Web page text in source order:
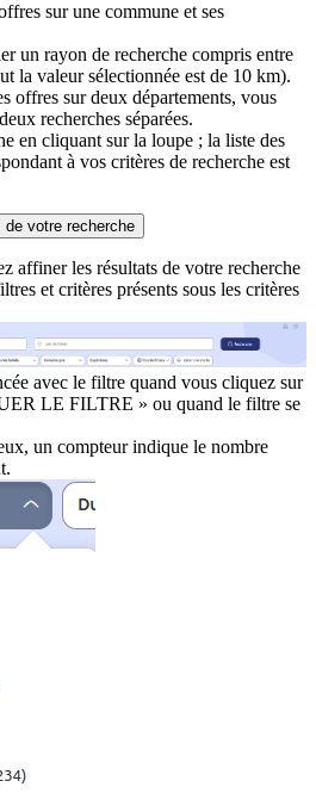
sur une commune et ses
un rayon de recherche compris entre
la valeur sélectionnée est de 10 km).
offres sur deux départements, vous
recherches séparées.
en cliquant sur la loupe ; la liste des
à vos critères de recherche est
votre recherche
affiner les résultats de votre recherche
et critères présents sous les critères
avec le filtre quand vous cliquez sur
LE FILTRE » ou quand le filtre se
un compteur indique le nombre